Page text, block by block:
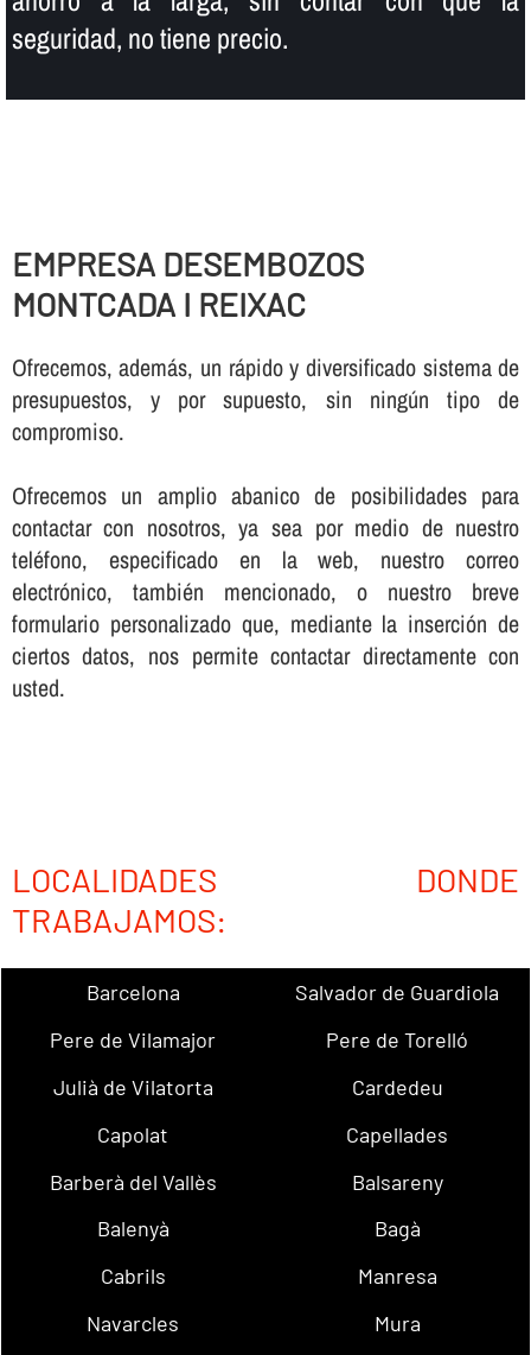
seguridad, no tiene precio.
EMPRESA DESEMBOZOS
MONTCADA I REIXAC
Ofrecemos, además, un rápido y diversificado sistema de
presupuestos, y por supuesto, sin ningún tipo de
compromiso.
Ofrecemos un amplio abanico de posibilidades para
contactar con nosotros, ya sea por medio de nuestro
teléfono, especificado en la web, nuestro correo
electrónico, también mencionado, o nuestro breve
formulario personalizado que, mediante la inserción de
ciertos datos, nos permite contactar directamente con
usted.
LOCALIDADES DONDE
TRABAJAMOS:
Barcelona
Salvador de Guardiola
Pere de Vilamajor
Pere de Torelló
Julià de Vilatorta
Cardedeu
Capolat
Capellades
Barberà del Vallès
Balsareny
Balenyà
Bagà
Cabrils
Manresa
Navarcles
Mura